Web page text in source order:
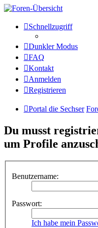
Die Sechser
und
Anlagenmeisterei
Schnellzugriff
Dunkler Modus
FAQ
Kontakt
Anmelden
Registrieren
Portal die Sechser
Du musst
um Profile
Benutzername:
Passwort:
Ich habe mein